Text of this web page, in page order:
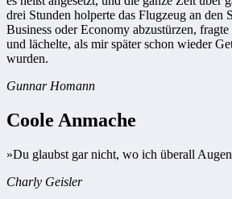
drei Stunden holperte das Flugzeug an den
Business oder Economy ­abzustürzen,
und lächelte, als mir später schon wieder
wurden.
Gunnar Homann
Coole Anmache
»Du glaubst gar nicht, wo ich überall
Charly Geisler